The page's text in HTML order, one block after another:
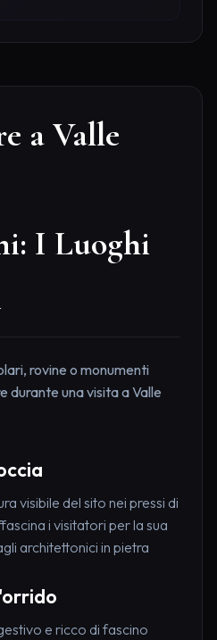
a Valle
I Luoghi
rovine o monumenti
durante una visita a Valle
visibile del sito nei pressi di
i visitatori per la sua
architettonici in pietra
e ricco di fascino